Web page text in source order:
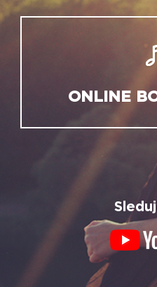
ONLINE